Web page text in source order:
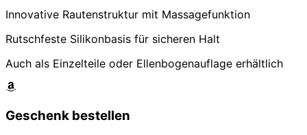
Innovative Rautenstruktur mit Massagefunktion
Rutschfeste Silikonbasis für sicheren Halt
Auch als Einzelteile oder Ellenbogenauflage erhältlich
Geschenk bestellen